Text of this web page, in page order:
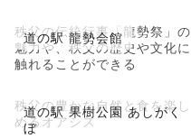
道の駅 龍勢会館
秩父の伝統行事「龍勢祭」の
魅力や、秩父の歴史や文化に
触れることができる
道の駅 果樹公園 あしがく
ぼ
秩父の豊かな自然と食を楽し
めるオアシス